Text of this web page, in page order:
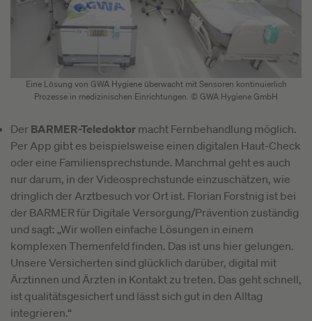
Eine Lösung von GWA Hygiene überwacht mit Sensoren kontinuierlich
Prozesse in medizinischen Einrichtungen. © GWA Hygiene GmbH
Der BARMER-Teledoktor macht Fernbehandlung möglich.
Per App gibt es beispielsweise einen digitalen Haut-Check
oder eine Familiensprechstunde. Manchmal geht es auch
nur darum, in der Videosprechstunde einzuschätzen, wie
dringlich der Arztbesuch vor Ort ist. Florian Forstnig ist bei
der BARMER für Digitale Versorgung/Prävention zuständig
und sagt: „Wir wollen einfache Lösungen in einem
komplexen Themenfeld finden. Das ist uns hier gelungen.
Unsere Versicherten sind glücklich darüber, digital mit
Ärztinnen und Ärzten in Kontakt zu treten. Das geht schnell,
ist qualitätsgesichert und lässt sich gut in den Alltag
integrieren.“